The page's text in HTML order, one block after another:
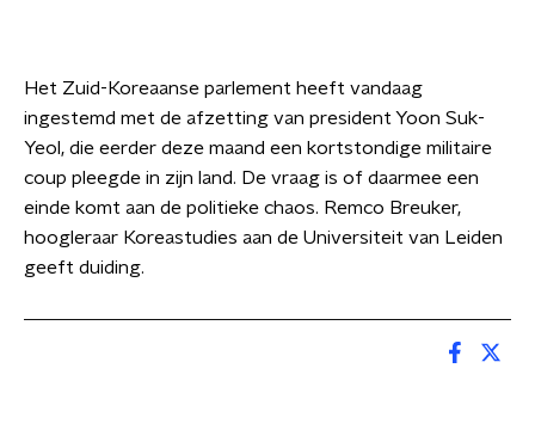
Het Zuid-Koreaanse parlement heeft vandaag
ingestemd met de afzetting van president Yoon Suk-
Yeol, die eerder deze maand een kortstondige militaire
coup pleegde in zijn land. De vraag is of daarmee een
einde komt aan de politieke chaos. Remco Breuker,
hoogleraar Koreastudies aan de Universiteit van Leiden
geeft duiding.